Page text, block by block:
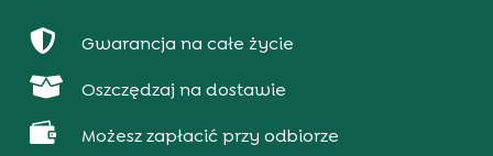
 Gwarancja na całe życie
 Oszczędzaj na dostawie
 Możesz zapłacić przy odbiorze